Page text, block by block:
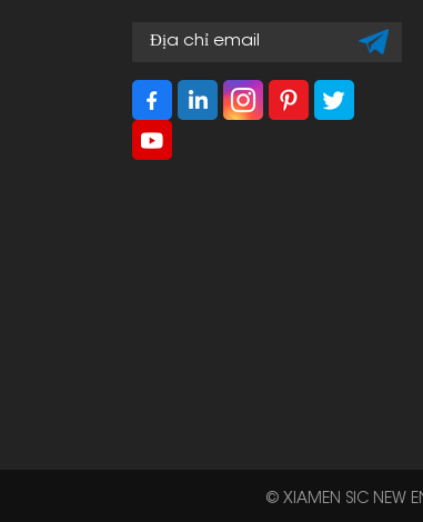
© XIAMEN SIC NEW